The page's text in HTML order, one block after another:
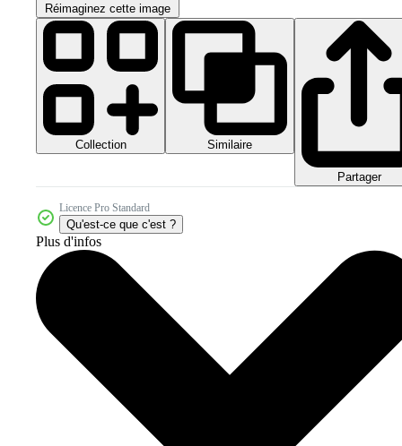
Réimaginez cette image
Collection Similaire
Partager
Licence Pro Standard
Qu'est-ce que c'est ?
Plus d'infos